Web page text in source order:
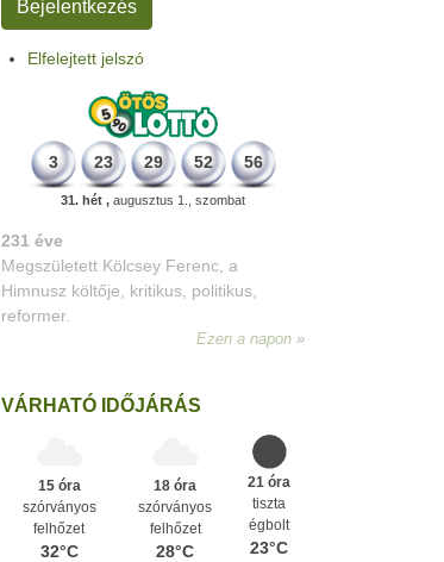
Elfelejtett jelszó
3 23 29 52 56
31. hét , augusztus 1., szombat
331 éve
Megszületett Mikes Kelemen
memoáríró, műfordító, a XVIII. századi
magyar prózairodalom legnagyobb
VÁRHATÓ IDŐJÁRÁS
15 óra
szórványos
felhőzet
32°C
18 óra
szórványos
felhőzet
28°C
21 óra
tiszta
égbolt
23°C